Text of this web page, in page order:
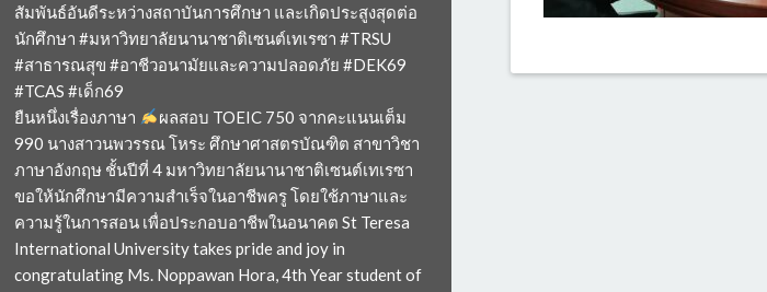
สัมพันธ์อันดีระหว่างสถาบันการศึกษา และเกิดประสูงสุดต่อ
นักศึกษา #มหาวิทยาลัยนานาชาติเซนต์เทเรซา #TRSU
#สาธารณสุข #อาชีวอนามัยและความปลอดภัย #DEK69
#TCAS #เด็ก69
ยืนหนึ่งเรื่องภาษา
ผลสอบ TOEIC 750 จากคะแนนเต็ม
990 นางสาวนพวรรณ โหระ ศึกษาศาสตรบัณฑิต สาขาวิชา
ภาษาอังกฤษ ชั้นปีที่ 4 มหาวิทยาลัยนานาชาติเซนต์เทเรซา
ขอให้นักศึกษามีความสำเร็จในอาชีพครู โดยใช้ภาษาและ
ความรู้ในการสอน เพื่อประกอบอาชีพในอนาคต St Teresa
International University takes pride and joy in
congratulating Ms. Noppawan Hora, 4th Year student of